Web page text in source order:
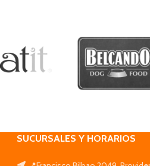
SUCURSALES Y HORARIOS